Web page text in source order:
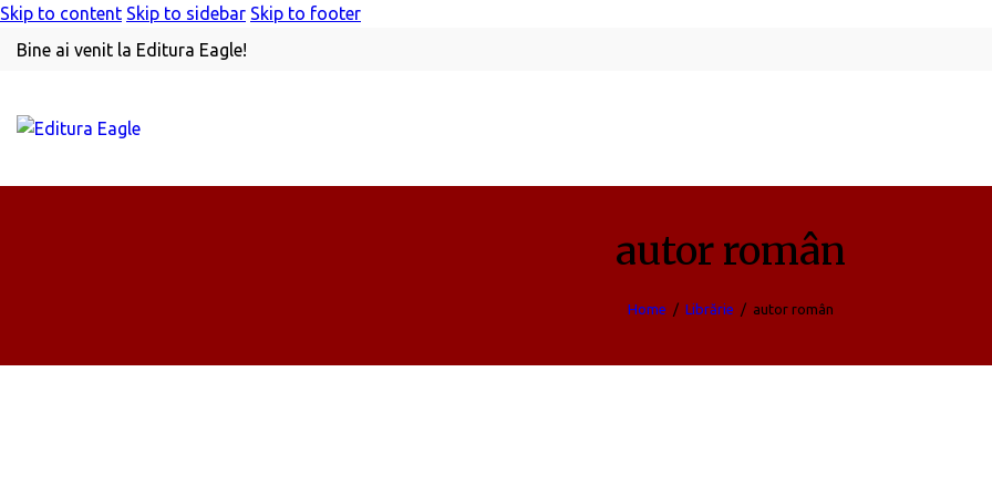
Skip to content Skip to sidebar Skip to footer
Bine ai venit la Editura Eagle!
autor român
Home Librărie autor român